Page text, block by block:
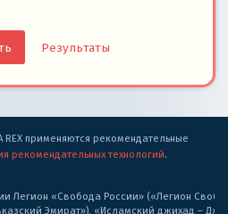
Результаты
применяются рекомендательные
рекомендательных технологий.
Легион «Свобода России» («Легион
Эмират»), «Исламский джихад –